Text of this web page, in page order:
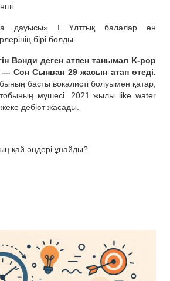
дауысы» I Ұлттық балалар ән
бірі болды.
Вэнди деген атпен танымал K-pop
— Сон Сынван 29 жасын атап өтеді.
басты вокалисті болуымен қатар,
мүшесі. 2021 жылы like water
дебют жасады.
қай әндері ұнайды?